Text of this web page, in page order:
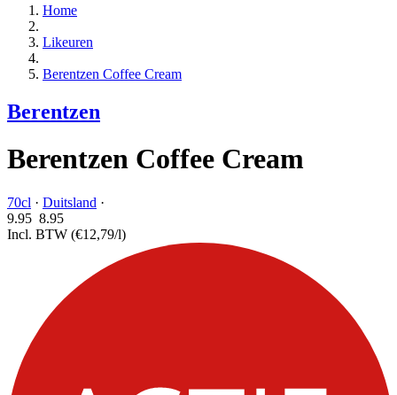
Home
Likeuren
Berentzen Coffee Cream
Berentzen
Berentzen Coffee Cream
70cl · Duitsland ·
9.95 8.95
Incl. BTW (€12,79/l)